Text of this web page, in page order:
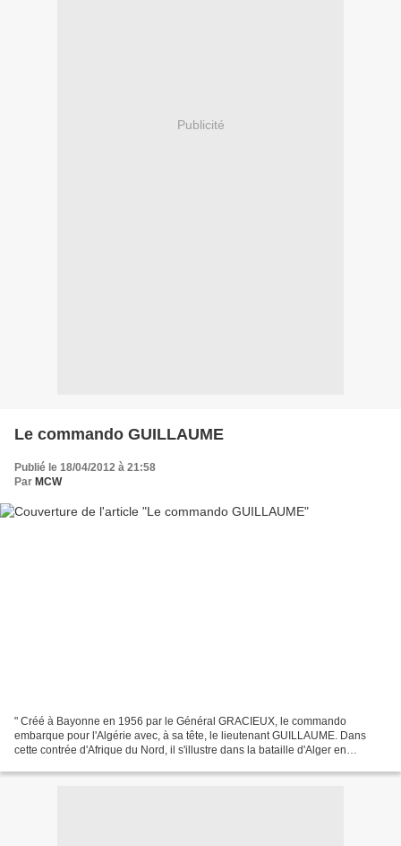
Publicité
Le commando GUILLAUME
Publié le 18/04/2012 à 21:58
Par MCW
" Créé à Bayonne en 1956 par le Général GRACIEUX, le commando
embarque pour l'Algérie avec, à sa tête, le lieutenant GUILLAUME. Dans
cette contrée d'Afrique du Nord, il s'illustre dans la bataille d'Alger en